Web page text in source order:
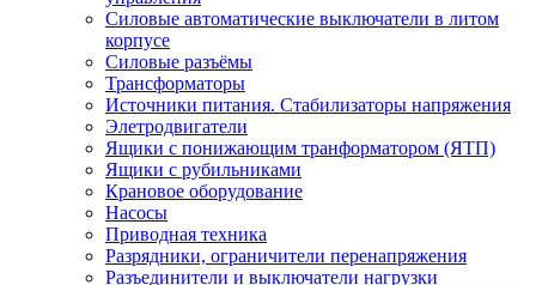
Силовые автоматические выключатели в литом
корпусе
Силовые разъёмы
Трансформаторы
Источники питания. Стабилизаторы напряжения
Элетродвигатели
Ящики с понижающим транформатором (ЯТП)
Ящики с рубильниками
Крановое оборудование
Насосы
Приводная техника
Разрядники, ограничители перенапряжения
Разъединители и выключатели нагрузки